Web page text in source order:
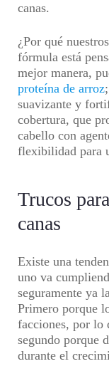
canas.
¿Por qué
fórmula está
mejor manera,
proteína de arroz
suavizante y
cobertura, que
cabello con
flexibilidad para
Trucos
canas
Existe una
uno va
seguramente ya
Primero porque
facciones, por lo
segundo porque
durante el